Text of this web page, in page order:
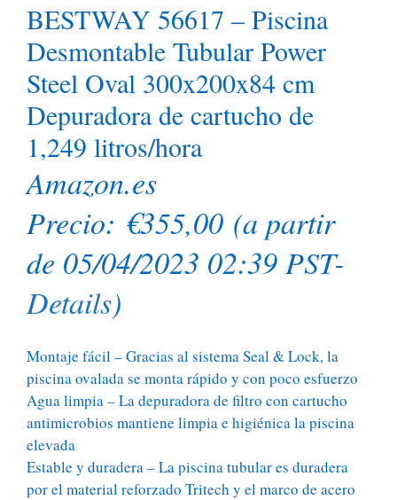
BESTWAY 56617 – Piscina
Desmontable Tubular Power
Steel Oval 300x200x84 cm
Depuradora de cartucho de
1,249 litros/hora
Amazon.es
Precio: €355,00 (a partir
de 05/04/2023 02:39 PST-
Details)
Montaje fácil – Gracias al sistema Seal & Lock, la
piscina ovalada se monta rápido y con poco esfuerzo
Agua limpia – La depuradora de filtro con cartucho
antimicrobios mantiene limpia e higiénica la piscina
elevada
Estable y duradera – La piscina tubular es duradera
por el material reforzado Tritech y el marco de acero